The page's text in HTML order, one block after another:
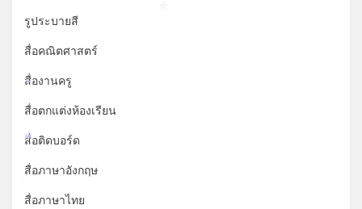
รูประบายสี
สื่อคณิตศาสตร์
สื่องานครู
สื่อตกแต่งห้องเรียน
สื่อติดบอร์ด
สื่อภาษาอังกฤษ
สื่อภาษาไทย